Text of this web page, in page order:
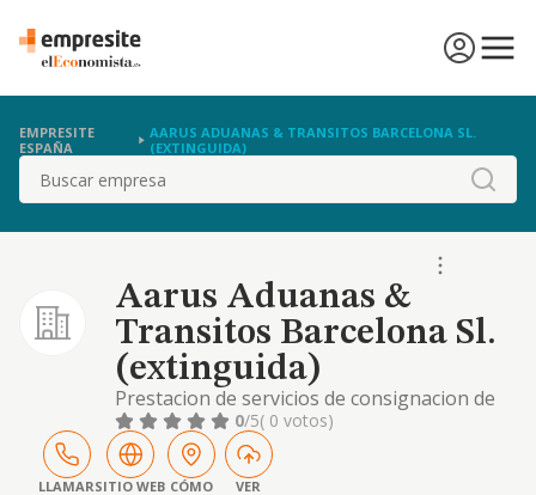
EMPRESITE
ESPAÑA
AARUS ADUANAS & TRANSITOS BARCELONA SL.
(EXTINGUIDA)
Buscar
Aarus Aduanas &
Transitos Barcelona Sl.
(extinguida)
Prestacion de servicios de consignacion de
buques, agentes maritimos y agentes de
aduanas, asi como la de corretaje maritimo,
agentes de servicios transitarios y fletadores
0/5( 0 votos)
LLAMARSITIO WEB CÓMO
VER